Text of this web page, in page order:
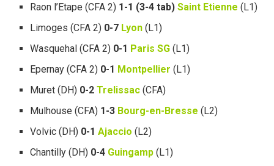
Raon l’Etape (CFA 2) 1-1 (3-4 tab) Saint Etienne (L1)
Limoges (CFA 2) 0-7 Lyon (L1)
Wasquehal (CFA 2) 0-1 Paris SG (L1)
Epernay (CFA 2) 0-1 Montpellier (L1)
Muret (DH) 0-2Trelissac (CFA)
Mulhouse (CFA) 1-3 Bourg-en-Bresse (L2)
Volvic (DH) 0-1Ajaccio (L2)
Chantilly (DH) 0-4 Guingamp (L1)